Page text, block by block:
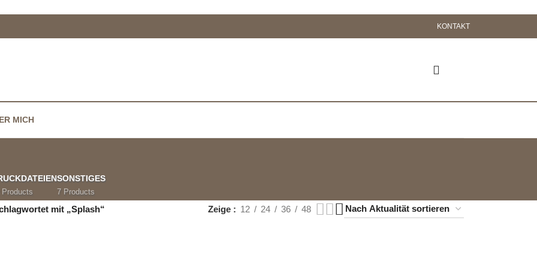
KONTAKT
MICH
Products
SONSTIGES
7 Products
mit „Splash“ Zeige 12 24 36 48